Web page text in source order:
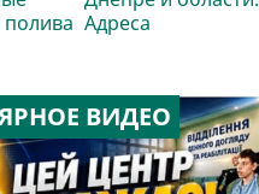
Адреса
ВИДЕО